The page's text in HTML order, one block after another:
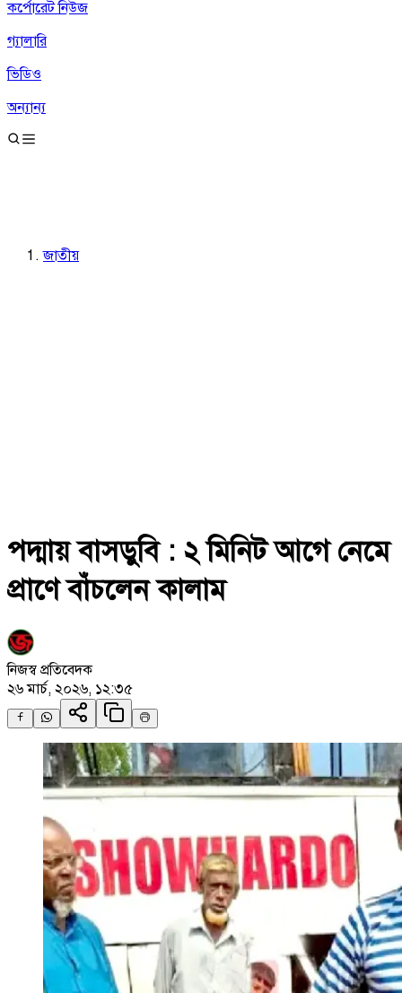
কর্পোরেট নিউজ
গ্যালারি
ভিডিও
অন্যান্য
জাতীয়
পদ্মায় বাসডুবি : ২ মিনিট আগে নেমে
প্রাণে বাঁচলেন কালাম
নিজস্ব প্রতিবেদক
২৬ মার্চ, ২০২৬, ১২:৩৫